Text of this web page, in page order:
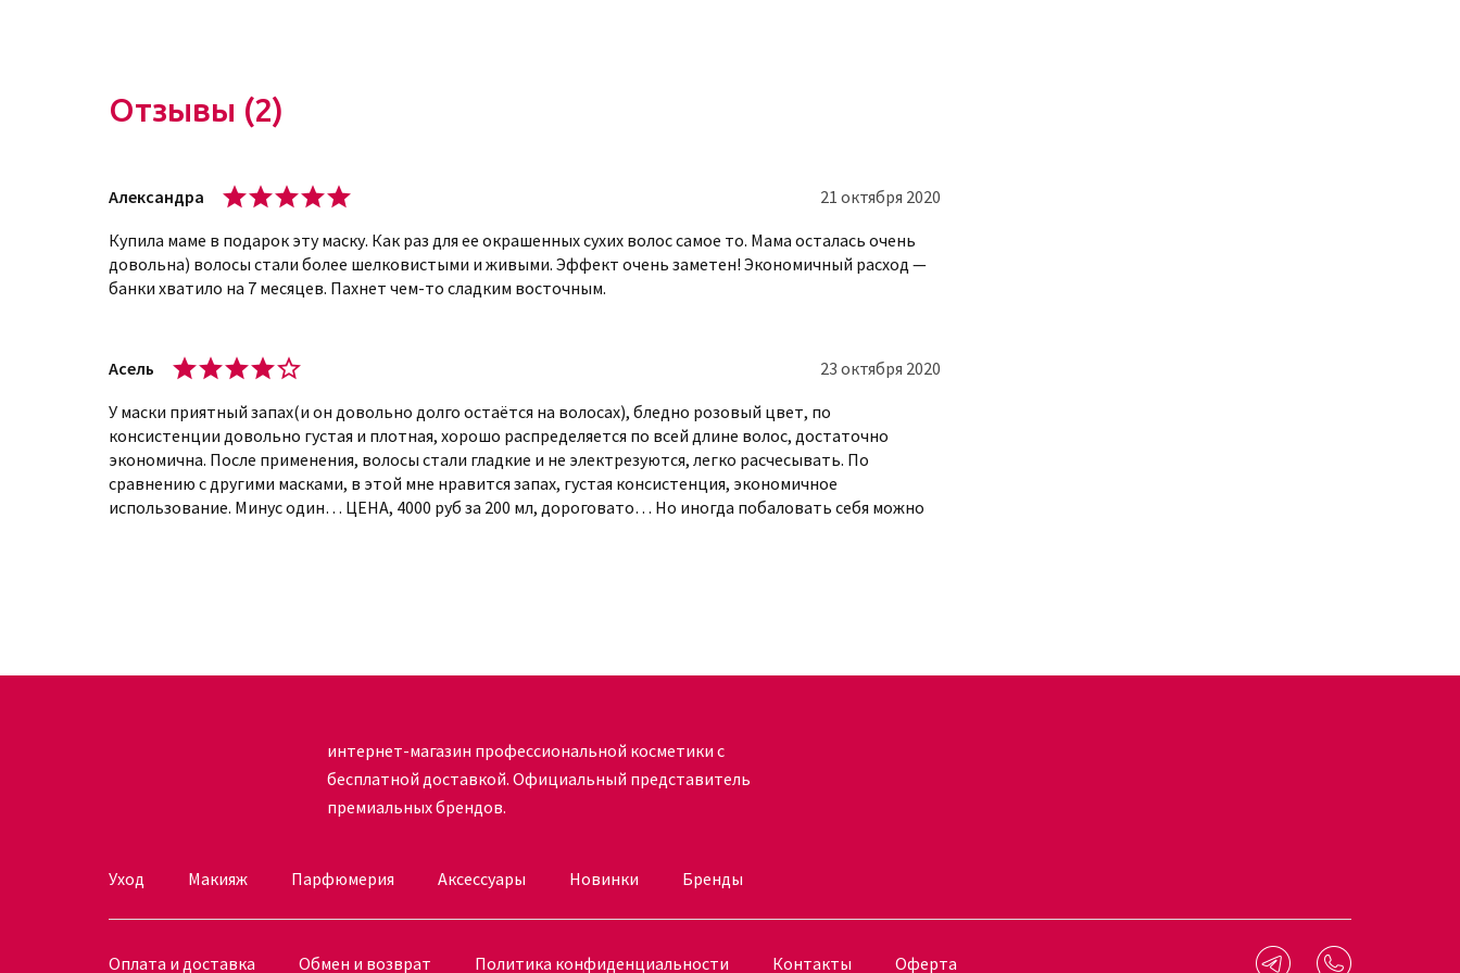
практически парфюмерный аромат, в котором сочетаются запахи финика, корицы и
сладостью ванили.
Купить маску-блеск для окрашенных волос 200 мл AUTHENTIC BEAUTY
CONCEPT онлайн в интернет-магазине KUDRI BROVI
корзиной. Заказы доставляются по всей стране. Если возникнут вопросы по ценам,
наличию товара и срокам доставки в ваш город свяжитесь с продавцом консультантом
через нашу страницу в Инстаграм или закажите на сайте обратный звонок.
Отзывы (2)
Александра
21 октября 2020
Купила маме в подарок эту маску. Как раз для ее окрашенных сухих волос самое то. Мама осталась очень
довольна) волосы стали более шелковистыми и живыми. Эффект очень заметен! Экономичный расход —
банки хватило на 7 месяцев. Пахнет чем-то сладким восточным.
Асель
23 октября 2020
У маски приятный запах(и он довольно долго остаётся на волосах), бледно розовый цвет, по
консистенции довольно густая и плотная, хорошо распределяется по всей длине волос, достаточно
экономична. После применения, волосы стали гладкие и не электрезуются, легко расчесывать. По
сравнению с другими масками, в этой мне нравится запах, густая консистенция, экономичное
использование. Минус один… ЦЕНА, 4000 руб за 200 мл, дороговато… Но иногда побаловать себя можно
интернет-магазин профессиональной косметики с
бесплатной доставкой. Официальный представитель
премиальных брендов.
Уход Макияж Парфюмерия Аксессуары Новинки Бренды
Оплата и доставка Обмен и возврат Политика конфиденциальности Контакты Оферта